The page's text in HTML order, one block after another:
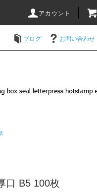
アカウント
ブログ お問い合わせ
口 B5 100枚